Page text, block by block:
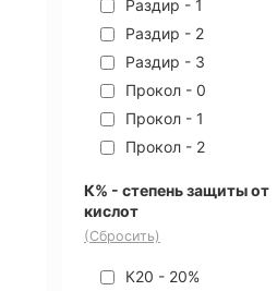
Раздир - 1
Раздир - 2
Раздир - 3
Прокол - 0
Прокол - 1
Прокол - 2
К% - степень защиты от
кислот
(Сбросить)
К20 - 20%